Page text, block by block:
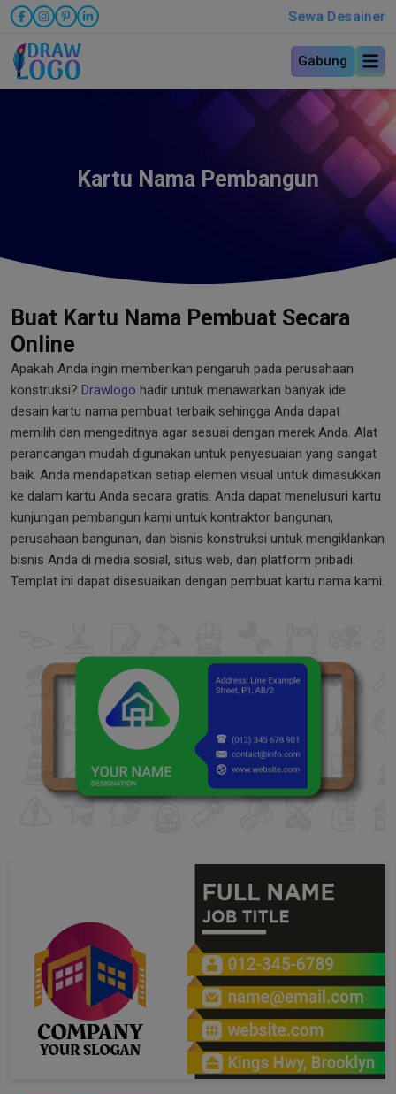
Sewa Desainer
Gabung
Kartu Nama Pembangun
Buat Kartu Nama Pembuat Secara
Online
Apakah Anda ingin memberikan pengaruh pada perusahaan
konstruksi? Drawlogo hadir untuk menawarkan banyak ide
desain kartu nama pembuat terbaik sehingga Anda dapat
memilih dan mengeditnya agar sesuai dengan merek Anda. Alat
perancangan mudah digunakan untuk penyesuaian yang sangat
baik. Anda mendapatkan setiap elemen visual untuk dimasukkan
ke dalam kartu Anda secara gratis. Anda dapat menelusuri kartu
kunjungan pembangun kami untuk kontraktor bangunan,
perusahaan bangunan, dan bisnis konstruksi untuk mengiklankan
bisnis Anda di media sosial, situs web, dan platform pribadi.
Templat ini dapat disesuaikan dengan pembuat kartu nama kami.